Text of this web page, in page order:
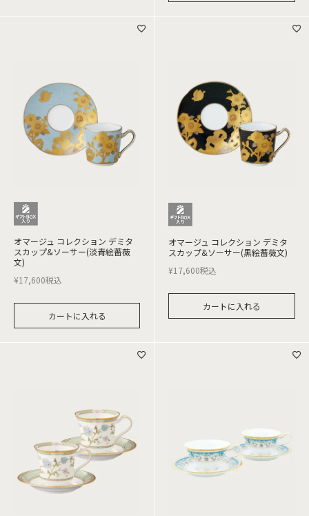
オマージュ コレクション デミタ
スカップ&ソーサー(淡青絵薔薇
文)
¥17,600税込
カートに入れる
オマージュ コレクション デミタ
スカップ&ソーサー(黒絵薔薇文)
¥17,600税込
カートに入れる